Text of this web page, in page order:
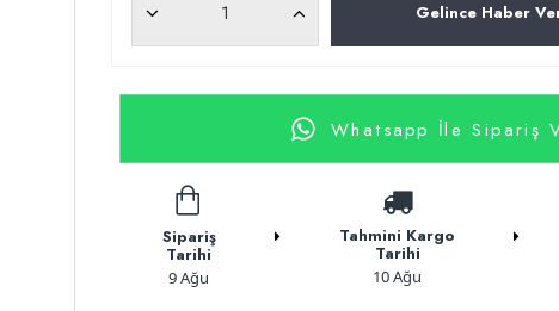
Gelince Haber
Whatsapp İle Sipariş
Sipariş
Tarihi
9 Ağu
Tahmini Kargo
Tarihi
10 Ağu